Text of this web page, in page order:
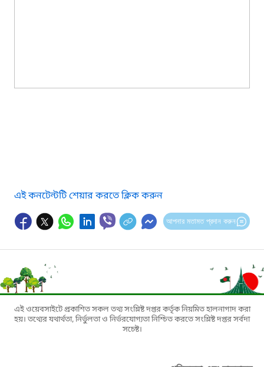
এই কনটেন্টটি শেয়ার করতে ক্লিক করুন
আপনার মতামত প্রদান করুন
এই ওয়েবসাইটে প্রকাশিত সকল তথ্য সংশ্লিষ্ট দপ্তর কর্তৃক নিয়মিত হালনাগাদ করা
হয়। তথ্যের যথার্থতা, নির্ভুলতা ও নির্ভরযোগ্যতা নিশ্চিত করতে সংশ্লিষ্ট দপ্তর সর্বদা
সচেষ্ট।